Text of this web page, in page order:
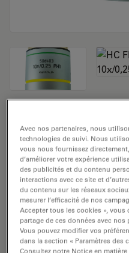
10x/0,25 PH1
Numéro de produit:
L'objectif HC FL PLAN
de 10x et une ouverture
une utilisation dans un
immersion sèche et fixé
ayant une distance de
Avec nos partenaires, nous
technologies de suivi. Nous
vous nous fournissez
d’améliorer votre expérience
des publicités et du contenu
interactions avec ce site et
du contenu sur les réseaux
mesurer l’efficacité de nos
Accepter tous les cookies »,
partage de ces données avec
Vous pouvez modifier vos
dans la section « Paramètres des
Consultez notre Notice en